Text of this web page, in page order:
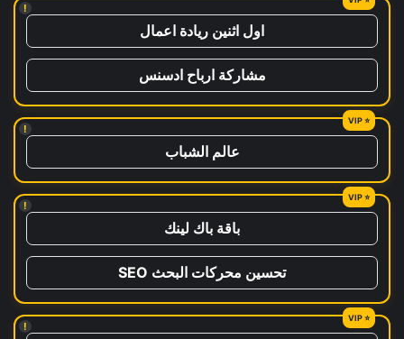
!
اول اثنين ريادة اعمال
مشاركة ارباح ادسنس
!
عالم الشباب
!
باقة باك لينك
تحسين محركات البحث SEO
!